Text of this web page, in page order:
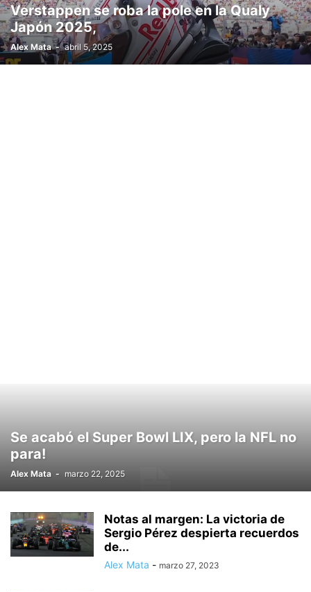
Verstappen se roba la pole en la Qualy
Japón 2025,
Alex Mata - abril 5, 2025
Se acabó el Super Bowl LIX, pero la NFL no
para!
Alex Mata - marzo 22, 2025
Notas al margen: La victoria de
Sergio Pérez despierta recuerdos
de...
Alex Mata - marzo 27, 2023